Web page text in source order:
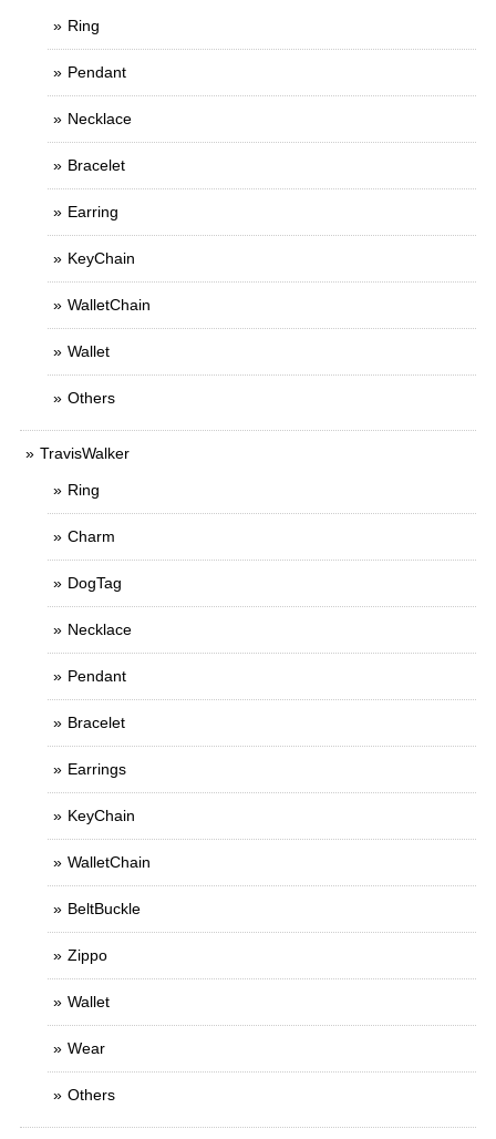
Ring
Pendant
Necklace
Bracelet
Earring
KeyChain
WalletChain
Wallet
Others
TravisWalker
Ring
Charm
DogTag
Necklace
Pendant
Bracelet
Earrings
KeyChain
WalletChain
BeltBuckle
Zippo
Wallet
Wear
Others